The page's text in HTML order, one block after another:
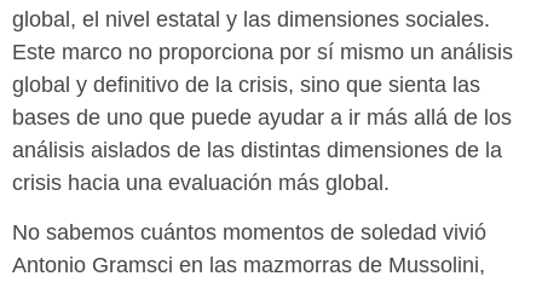
global, el nivel estatal y las dimensiones sociales.
Este marco no proporciona por sí mismo un análisis
global y definitivo de la crisis, sino que sienta las
bases de uno que puede ayudar a ir más allá de los
análisis aislados de las distintas dimensiones de la
crisis hacia una evaluación más global.
No sabemos cuántos momentos de soledad vivió
Antonio Gramsci en las mazmorras de Mussolini,